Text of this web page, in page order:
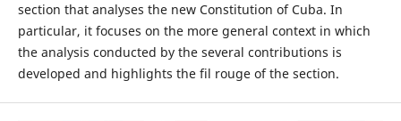
section that analyses the new Constitution of Cuba. In
particular, it focuses on the more general context in which
the analysis conducted by the several contributions is
developed and highlights the fil rouge of the section.